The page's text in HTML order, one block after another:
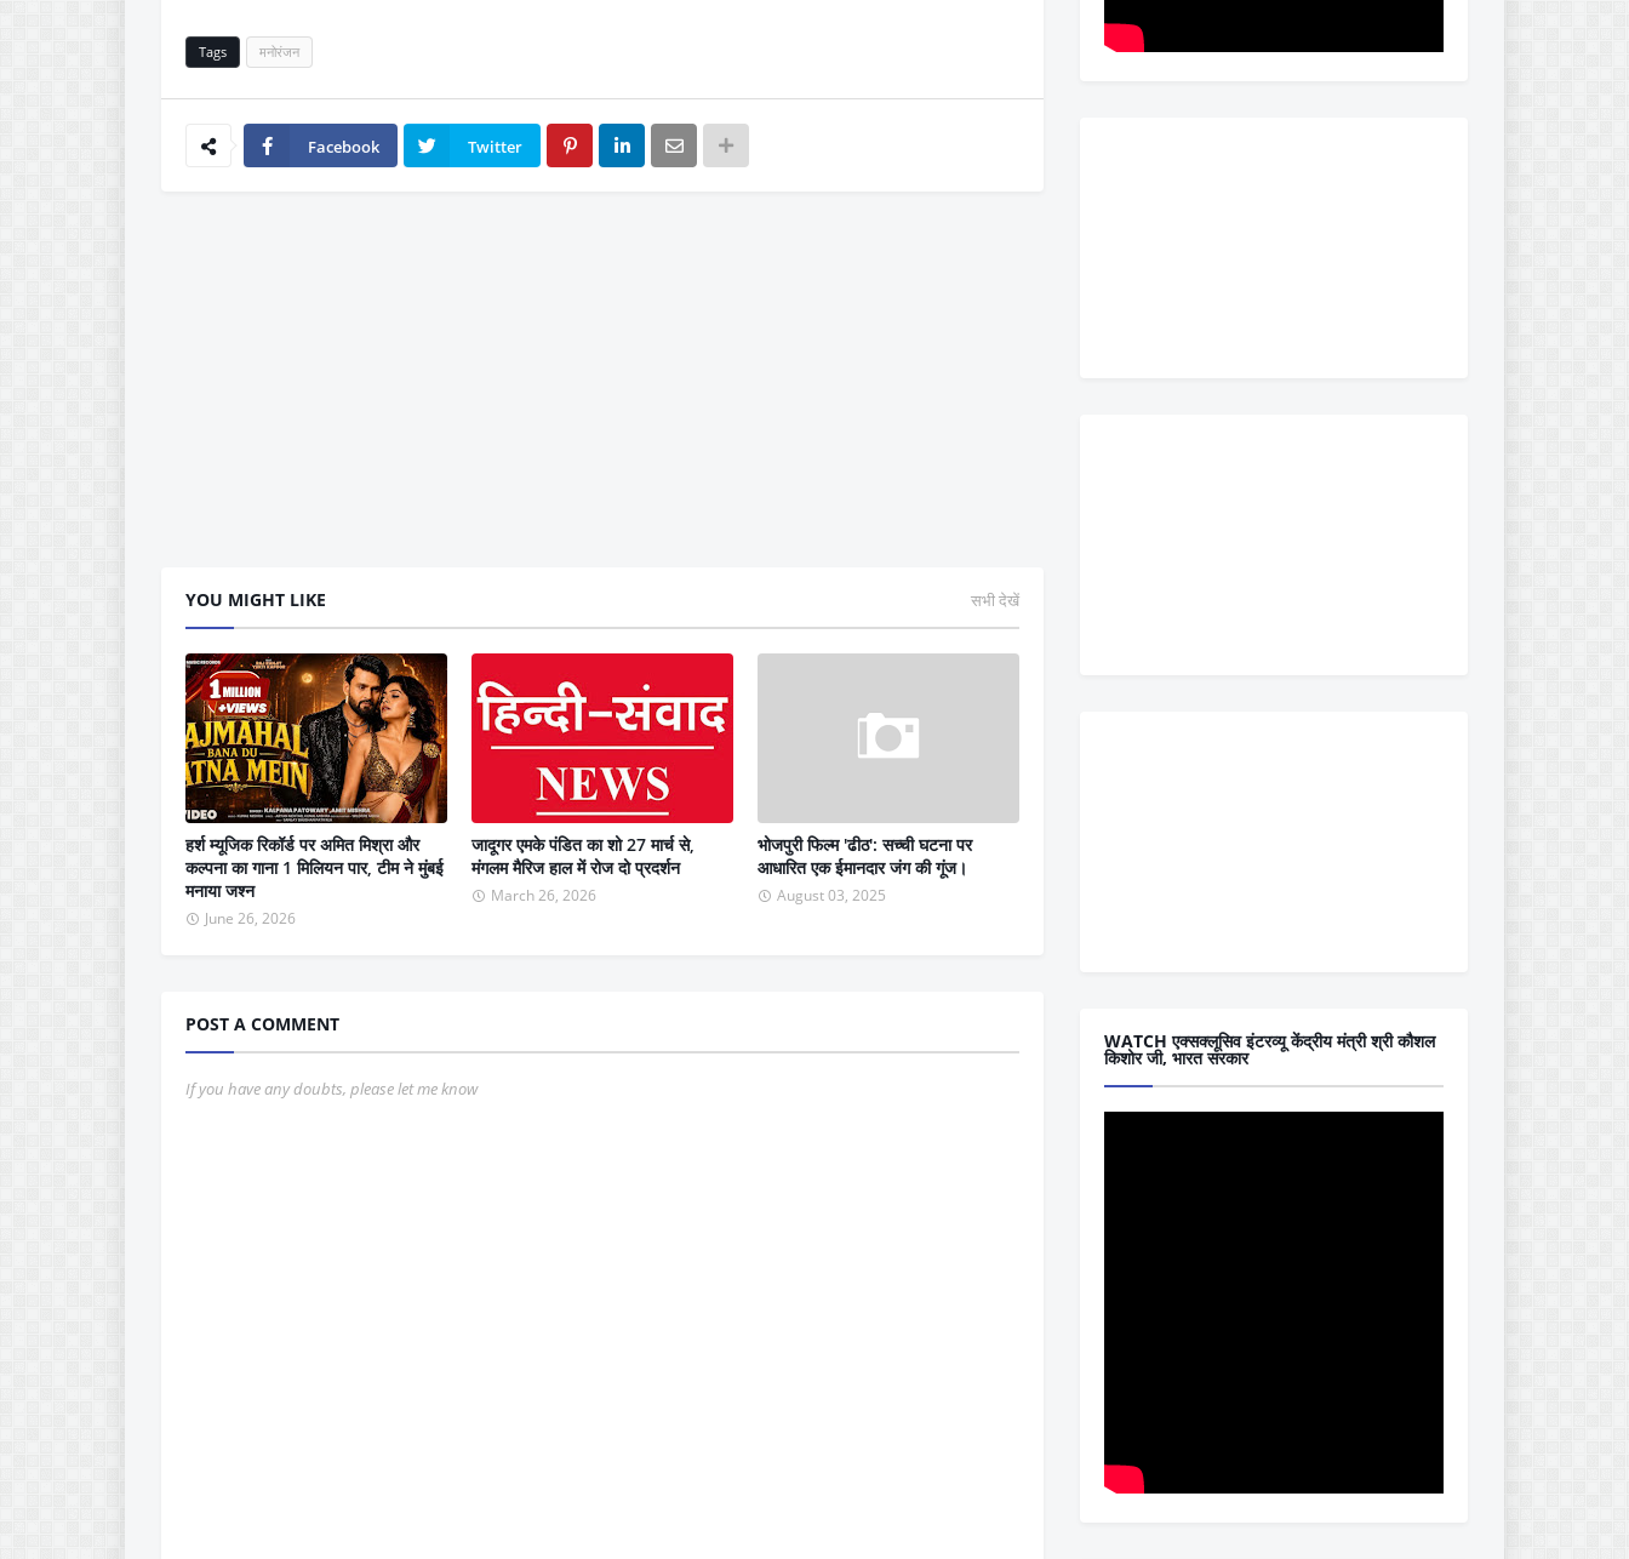
Tags मनोरंजन
Facebook Twitter
YOU MIGHT LIKE सभी देखें
हर्श म्यूजिक रिकॉर्ड पर अमित मिश्रा और
कल्पना का गाना 1 मिलियन पार, टीम ने मुंबई
मनाया जश्न
June 26, 2026
जादूगर एमके पंडित का शो 27 मार्च से,
मंगलम मैरिज हाल में रोज दो प्रदर्शन
March 26, 2026
भोजपुरी फिल्म 'ढीठ': सच्ची घटना पर
आधारित एक ईमानदार जंग की गूंज।
August 03, 2025
POST A COMMENT
If you have any doubts, please let me know
WATCH एक्सक्लूसिव इंटरव्यू केंद्रीय मंत्री श्री कौशल
किशोर जी, भारत सरकार